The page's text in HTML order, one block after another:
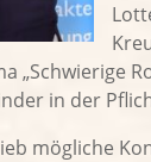
„Schwierige
in der
mögliche